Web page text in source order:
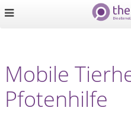
Mobile
Pfotenhilfe